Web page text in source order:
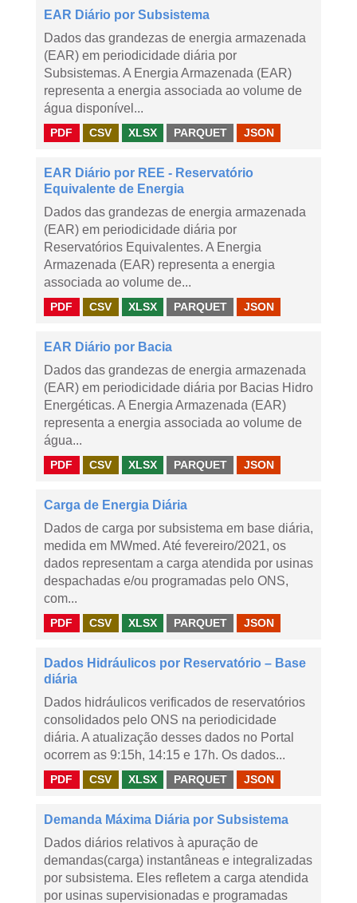
EAR Diário por Subsistema
Dados das grandezas de energia armazenada
(EAR) em periodicidade diária por
Subsistemas. A Energia Armazenada (EAR)
representa a energia associada ao volume de
água disponível...
PDF CSV XLSX PARQUET JSON
EAR Diário por REE - Reservatório
Equivalente de Energia
Dados das grandezas de energia armazenada
(EAR) em periodicidade diária por
Reservatórios Equivalentes. A Energia
Armazenada (EAR) representa a energia
associada ao volume de...
PDF CSV XLSX PARQUET JSON
EAR Diário por Bacia
Dados das grandezas de energia armazenada
(EAR) em periodicidade diária por Bacias Hidro
Energéticas. A Energia Armazenada (EAR)
representa a energia associada ao volume de
água...
PDF CSV XLSX PARQUET JSON
Carga de Energia Diária
Dados de carga por subsistema em base diária,
medida em MWmed. Até fevereiro/2021, os
dados representam a carga atendida por usinas
despachadas e/ou programadas pelo ONS,
com...
PDF CSV XLSX PARQUET JSON
Dados Hidráulicos por Reservatório – Base
diária
Dados hidráulicos verificados de reservatórios
consolidados pelo ONS na periodicidade
diária. A atualização desses dados no Portal
ocorrem as 9:15h, 14:15 e 17h. Os dados...
PDF CSV XLSX PARQUET JSON
Demanda Máxima Diária por Subsistema
Dados diários relativos à apuração de
demandas(carga) instantâneas e integralizadas
por subsistema. Eles refletem a carga atendida
por usinas supervisionadas e programadas